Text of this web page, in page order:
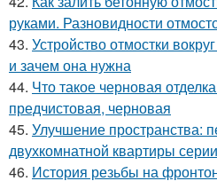
руками. Разновидности
43. Устройство отмостки
и зачем она нужна
44. Что такое черновая
предчистовая, черновая
45. Улучшение пространства:
двухкомнатной квартиры
46. История резьбы на